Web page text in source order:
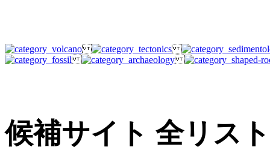
候補サイト 全リスト